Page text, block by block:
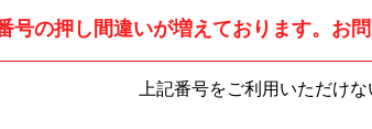
号の押し間違いが増えております。お
上記番号をご利用いただけな